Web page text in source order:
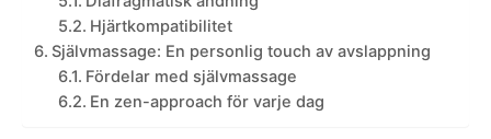
Hjärtkompatibilitet
Självmassage: En personlig touch av avslappning
Fördelar med självmassage
En zen-approach för varje dag